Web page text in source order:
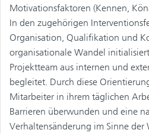
Motivationsfaktoren (Kennen,
In den zugehörigen
Organisation, Qualifikation und
organisationale Wandel
Projektteam aus internen und
begleitet. Durch diese
Mitarbeiter in ihrem täglichen
Barrieren überwunden und eine
Verhaltensänderung im Sinne der